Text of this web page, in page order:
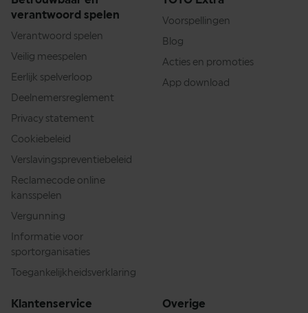
verantwoord spelen
Verantwoord spelen
Veilig meespelen
Eerlijk spelverloop
Deelnemersreglement
Privacy statement
Cookiebeleid
Verslavingspreventiebeleid
Reclamecode online
kansspelen
Vergunning
Informatie voor
sportorganisaties
Toegankelijkheidsverklaring
Voorspellingen
Blog
Acties en promoties
App download
Klantenservice Overige